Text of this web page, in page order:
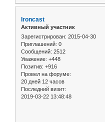
Ironcast
Активный участник
Зарегистрирован: 2015-04-30
Приглашений: 0
Сообщений: 2512
Уважение: +448
Позитив: +916
Провел на форуме:
20 дней 12 часов
Последний визит:
2019-03-22 13:48:48